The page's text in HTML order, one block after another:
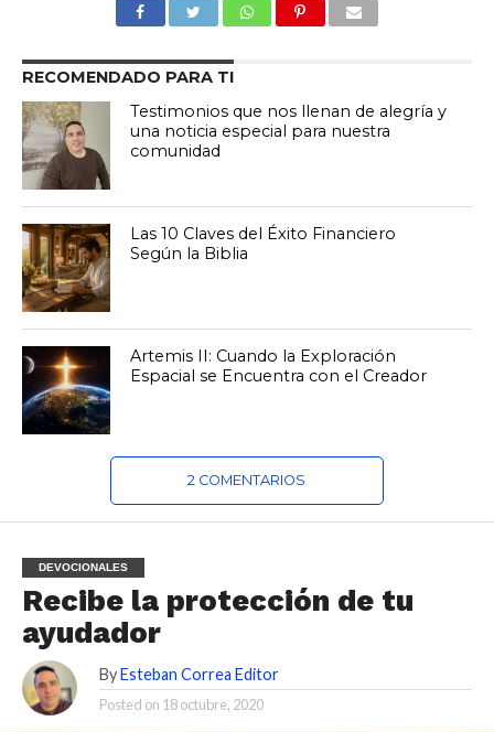
RECOMENDADO PARA TI
Testimonios que nos llenan de alegría y
una noticia especial para nuestra
comunidad
Las 10 Claves del Éxito Financiero
Según la Biblia
Artemis II: Cuando la Exploración
Espacial se Encuentra con el Creador
2 COMENTARIOS
DEVOCIONALES
Recibe la protección de tu
ayudador
By Esteban Correa Editor
Posted on 18 octubre, 2020